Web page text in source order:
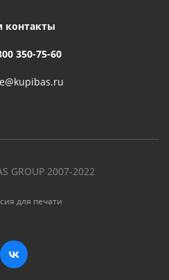
контакты
350-75-60
GROUP 2007-2022
для печати